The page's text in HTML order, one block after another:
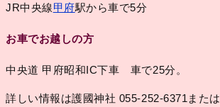
JR中央線甲府駅から車で5分
お車でお越しの方
中央道 甲府昭和IC下車 車で25分。
詳しい情報は護國神社 055-252-6371または